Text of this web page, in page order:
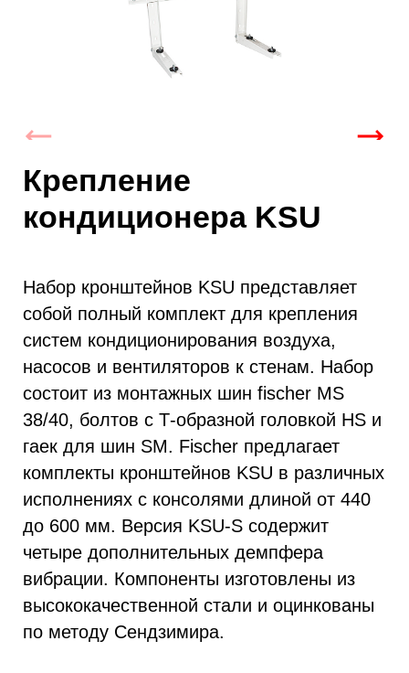
Крепление
кондиционера KSU
Набор кронштейнов KSU представляет
собой полный комплект для крепления
систем кондиционирования воздуха,
насосов и вентиляторов к стенам. Набор
состоит из монтажных шин fischer MS
38/40, болтов с Т-образной головкой HS и
гаек для шин SM. Fischer предлагает
комплекты кронштейнов KSU в различных
исполнениях с консолями длиной от 440
до 600 мм. Версия KSU-S содержит
четыре дополнительных демпфера
вибрации. Компоненты изготовлены из
высококачественной стали и оцинкованы
по методу Сендзимира.